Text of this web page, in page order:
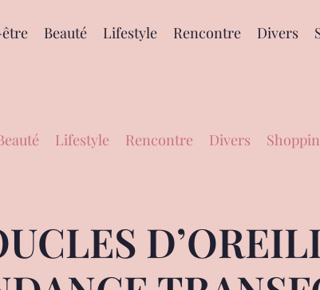
Beauté Lifestyle Rencontre Divers
Lifestyle Rencontre Divers